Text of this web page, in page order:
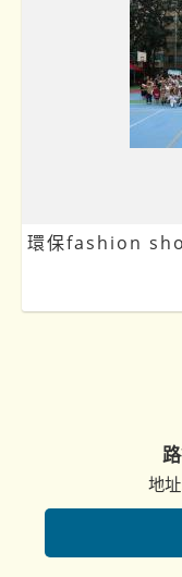
環保fashion
地